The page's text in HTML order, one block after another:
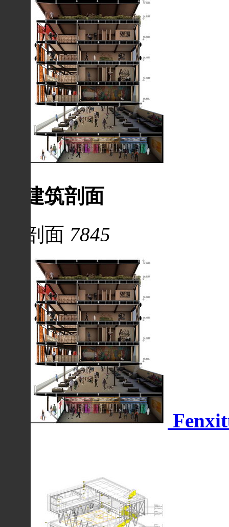
建筑剖面
剖面 7845